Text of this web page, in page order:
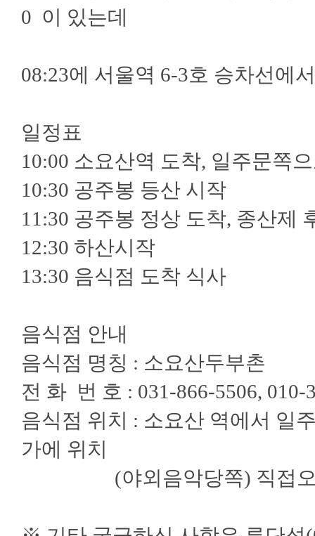
0 이 있는데
08:23에 서울역 6-3호 승차선에
일정표
10:00 소요산역 도착, 일주문쪽
10:30 공주봉 등산 시작
11:30 공주봉 정상 도착, 종산제
12:30 하산시작
13:30 음식점 도착 식사
음식점 안내
음식점 명칭 : 소요산두부촌
전 화 번 호 : 031-866-5506, 010-
음식점 위치 : 소요산 역에서 일
가에 위치
(야외음악당쪽) 직접오실